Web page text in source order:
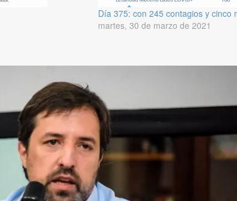
Día 375: con 245 contagios y cinco
martes, 30 de marzo de 2021